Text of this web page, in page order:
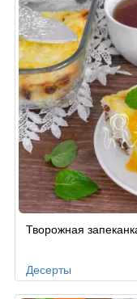
Творожная
Десерты